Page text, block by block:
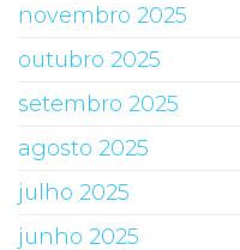
novembro 2025
outubro 2025
setembro 2025
agosto 2025
julho 2025
junho 2025